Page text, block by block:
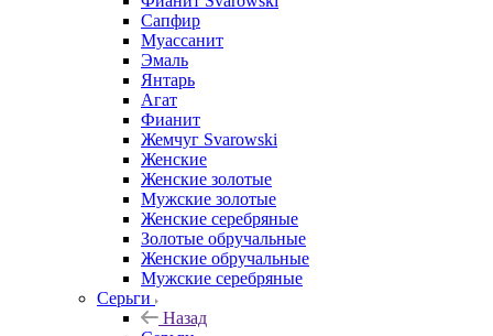
Сапфир
Муассанит
Эмаль
Янтарь
Агат
Фианит
Жемчуг Svarowski
Женские
Женские золотые
Мужские золотые
Женские серебряные
Золотые обручальные
Женские обручальные
Мужские серебряные
Серьги
Назад